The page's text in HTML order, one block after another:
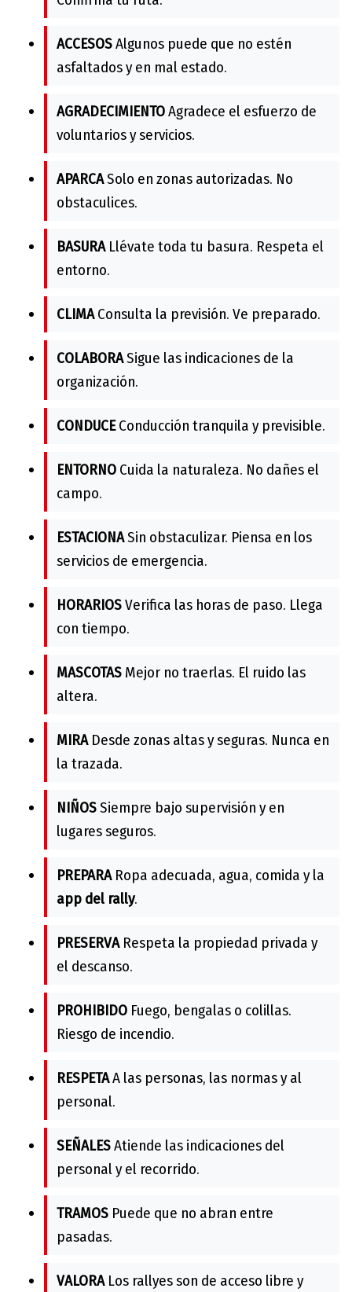
ACCESOSAlgunos puede que no estén
asfaltados y en mal estado.
AGRADECIMIENTOAgradece el esfuerzo de
voluntarios y servicios.
APARCASolo en zonas autorizadas. No
obstaculices.
BASURALlévate toda tu basura. Respeta el
entorno.
CLIMAConsulta la previsión. Ve preparado.
COLABORASigue las indicaciones de la
organización.
CONDUCEConducción tranquila y previsible.
ENTORNO Cuida la naturaleza. No dañes el
campo.
ESTACIONASin obstaculizar. Piensa en los
servicios de emergencia.
HORARIOSVerifica las horas de paso. Llega
con tiempo.
MASCOTAS Mejor no traerlas. El ruido las
altera.
MIRADesde zonas altas y seguras. Nunca en
la trazada.
NIÑOSSiempre bajo supervisión y en
lugares seguros.
PREPARARopa adecuada, agua, comida y la
app del rally.
PRESERVARespeta la propiedad privada y
el descanso.
PROHIBIDO Fuego, bengalas o colillas.
Riesgo de incendio.
RESPETAA las personas, las normas y al
personal.
SEÑALESAtiende las indicaciones del
personal y el recorrido.
TRAMOS Puede que no abran entre
pasadas.
VALORALos rallyes son de acceso libre y